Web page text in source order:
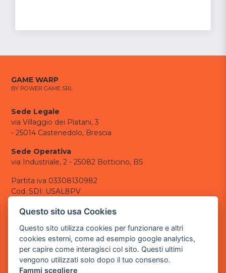
GAME WARP
BY POWER GAME SRL
Sede Legale
via Villaggio dei Platani, 3
- 25014 Castenedolo, Brescia
Sede Operativa
via Industriale, 2 - 25082 Botticino, BS
Partita iva 03308130982
Cod. SDI: USAL8PV
CONTATTI
tel.: +39 030 376 2377
tel.: +39 030 336 6259
pec:powergamesrl@legalmail.it
Questo sito usa Cookies
Questo sito utilizza cookies per funzionare e altri
cookies esterni, come ad esempio google analytics,
per capire come interagisci col sito. Questi ultimi
vengono utilizzati solo dopo il tuo consenso.
Fammi scegliere